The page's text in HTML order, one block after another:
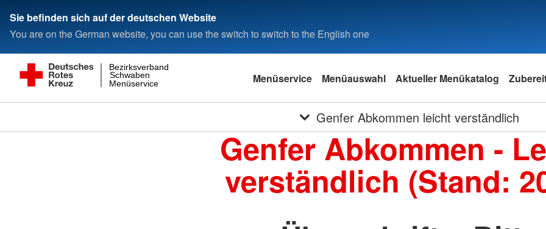
Sie befinden sich auf der deutschen Website
You are on the German website, you can use the switch to switch to the English one
Menüservice
Schwaben
Bezirksverband
Menüservice Menüauswahl Aktueller Menükatalog
Genfer Abkommen leicht verständlich
Genfer Abkommen -
verständlich (Stand: